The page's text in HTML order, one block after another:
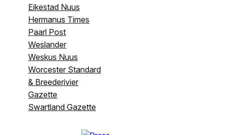
Eikestad Nuus
Hermanus Times
Paarl Post
Weslander
Weskus Nuus
Worcester Standard
& Breederivier
Gazette
Swartland Gazette